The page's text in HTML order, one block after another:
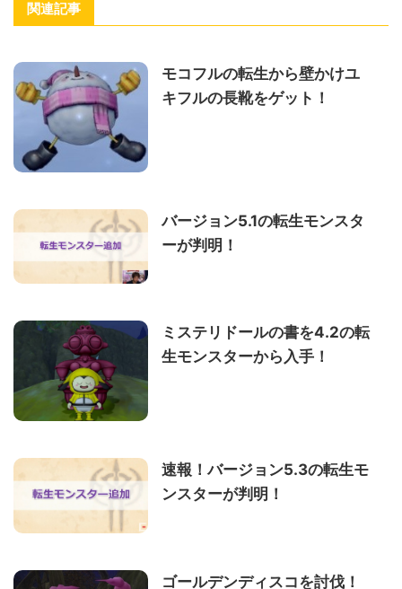
関連記事
モコフルの転生から壁かけユ
キフルの長靴をゲット！
バージョン5.1の転生モンスタ
ーが判明！
ミステリドールの書を4.2の転
生モンスターから入手！
速報！バージョン5.3の転生モ
ンスターが判明！
ゴールデンディスコを討伐！